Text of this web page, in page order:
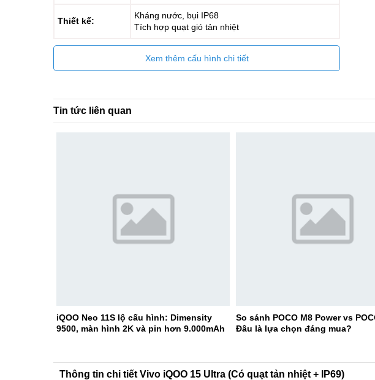
Thiết kế:
Kháng nước, bụi IP68
Tích hợp quạt gió tản nhiệt
Xem thêm cấu hình chi tiết
Tin tức liên quan
iQOO Neo 11S lộ cấu hình: Dimensity
9500, màn hình 2K và pin hơn 9.000mAh
So sánh POCO M8 Power vs
Đâu là lựa chọn đáng mua?
Thông tin chi tiết Vivo iQOO 15 Ultra (Có quạt tản nhiệt + IP69)